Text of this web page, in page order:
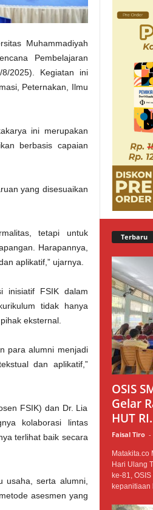
Muhammadiyah
Pembelajaran
2025). Kegiatan ini
Peternakan, Ilmu
ini merupakan
berbasis capaian
yang disesuaikan
tetapi untuk
Harapannya,
aplikatif,” ujarnya.
inisiatif FSIK dalam
tidak hanya
eksternal.
para alumni menjadi
dan aplikatif,”
FSIK) dan Dr. Lia
kolaborasi lintas
terlihat baik secara
usaha, serta alumni,
asesmen yang
Terbaru
OSIS
Gelar
HUT
Faisal Tiro -
Matakita.co
Hari Ulang
ke-81,
kepanitiaan